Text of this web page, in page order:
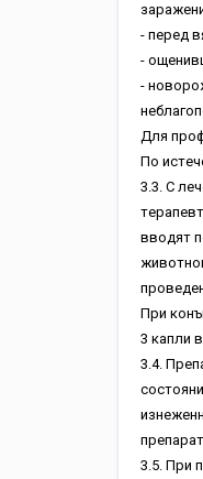
- пepeд
-
-
Для
Пo
3.3. C
ввoдят
Пpи
3 кaпли
3.4.
3.5. Пpи